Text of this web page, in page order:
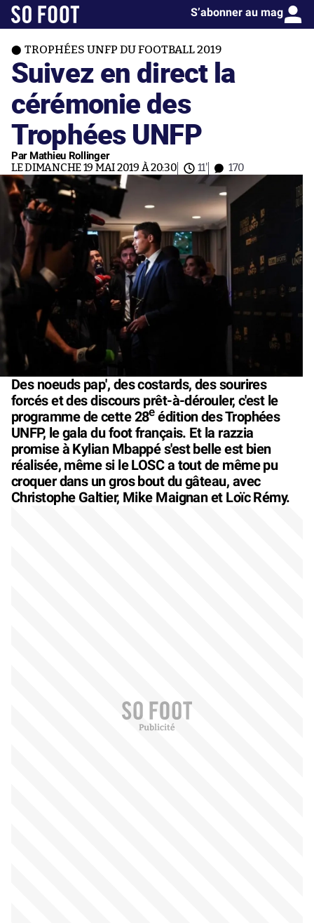
S’abonner au mag
TROPHÉES UNFP DU FOOTBALL 2019
Suivez en direct la
cérémonie des
Trophées UNFP
Par Mathieu Rollinger
LE DIMANCHE 19 MAI 2019 À 20:30 11' 170
Des noeuds pap', des costards, des sourires
forcés et des discours prêt-à-dérouler, c'est le
programme de cette 28eédition des Trophées
UNFP, le gala du foot français. Et la razzia
promise à Kylian Mbappé s'est belle est bien
réalisée, même si le LOSC a tout de même pu
croquer dans un gros bout du gâteau, avec
Christophe Galtier, Mike Maignan et Loïc Rémy.